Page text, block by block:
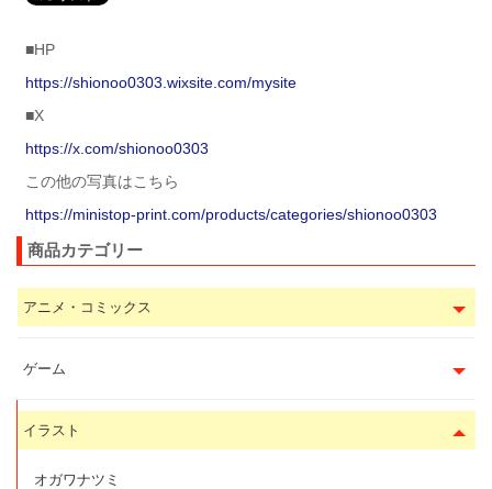
■HP
https://shionoo0303.wixsite.com/mysite
■X
https://x.com/shionoo0303
この他の写真はこちら
https://ministop-print.com/products/categories/shionoo0303
商品カテゴリー
アニメ・コミックス
ゲーム
イラスト
オガワナツミ